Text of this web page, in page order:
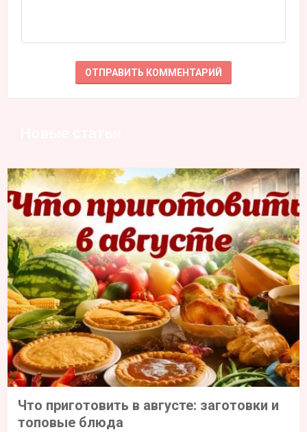
Что приготовить в августе: заготовки и
топовые блюда